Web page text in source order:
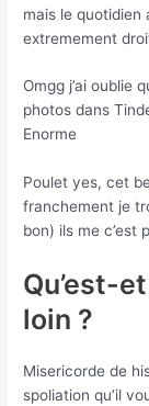
mais le quotidien
extremement
Omgg j’ai oublie
photos dans
Enorme
Poulet yes, cet
franchement je
bon) ils me c’est
Qu’est-
loin ?
Misericorde de
spoliation qu’il